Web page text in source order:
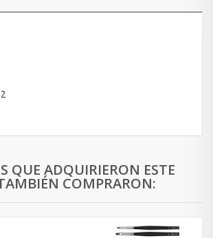
QUE ADQUIRIERON ESTE
COMPRARON: